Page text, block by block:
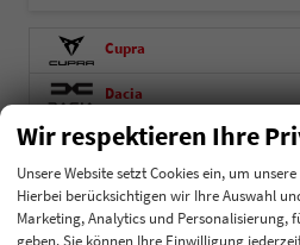
Cupra
Dacia
Fiat
Ford
Hyundai
Wir respektieren Ihre
Unsere Website setzt Cookies ein, um
Hierbei berücksichtigen wir Ihre Auswahl
Marketing, Analytics und Personalisierung,
geben. Sie können Ihre Einwilligung